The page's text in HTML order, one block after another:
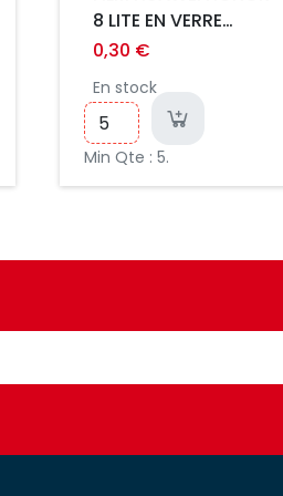
8 LITE EN VERRE
TREMPE 2.5D ULTRA
INCASSABLE
0,30 €
En stock
Min Qte : 5.